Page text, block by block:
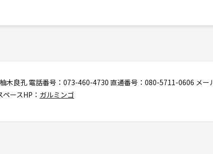
木良孔 電話番号：073-460-4730 直通番号：080-5711-0606 メ
ースHP： ガルミンゴ